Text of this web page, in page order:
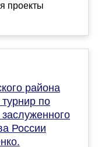
проекты
района
по
России